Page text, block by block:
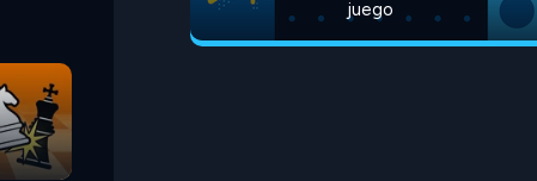
juego